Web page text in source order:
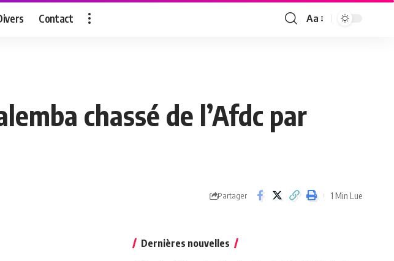
Contact
Font
Aa
chassé de l’Afdc par
Partager 1 Min Lue
Dernières nouvelles